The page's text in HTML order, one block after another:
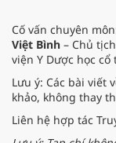
Cố vấn chuyên
Việt Bình – Chủ
viện Y Dược học cổ
Lưu ý: Các bài viết
khảo, không thay
Liên hệ hợp tác